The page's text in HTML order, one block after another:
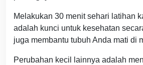
Melakukan 30 menit sehari latihan
adalah kunci untuk kesehatan
juga membantu tubuh Anda mati di
Perubahan kecil lainnya adalah